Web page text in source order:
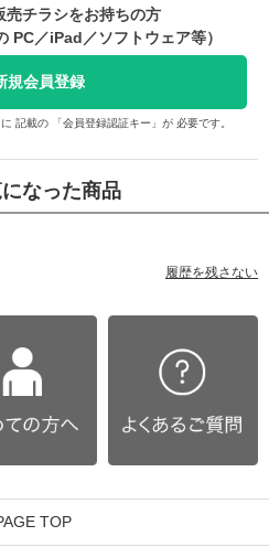
売チラシをお持ちの方
PC／iPad／ソフトウェア等）
規会員登録
記載の 「会員登録認証キー」が 必要です。
なった商品
履歴を残さない
TOP